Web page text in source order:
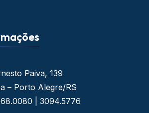
Paiva, 139
– Porto Alegre/RS
| 3094.5776